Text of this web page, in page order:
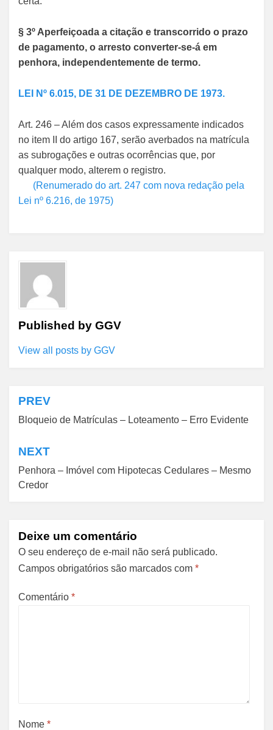
§ 3º Aperfeiçoada a citação e transcorrido o prazo
de pagamento, o arresto converter-se-á em
penhora, independentemente de termo.
LEI Nº 6.015, DE 31 DE DEZEMBRO DE 1973.
Art. 246 – Além dos casos expressamente indicados
no item II do artigo 167, serão averbados na matrícula
as subrogações e outras ocorrências que, por
qualquer modo, alterem o registro.
(Renumerado do art. 247 com nova redação pela
Lei nº 6.216, de 1975)
Published by GGV
View all posts by GGV
Navegação
de
Post
PREV
Bloqueio de Matrículas – Loteamento – Erro Evidente
NEXT
Penhora – Imóvel com Hipotecas Cedulares – Mesmo
Credor
Deixe um comentário
O seu endereço de e-mail não será publicado.
Campos obrigatórios são marcados com *
Comentário *
Nome *